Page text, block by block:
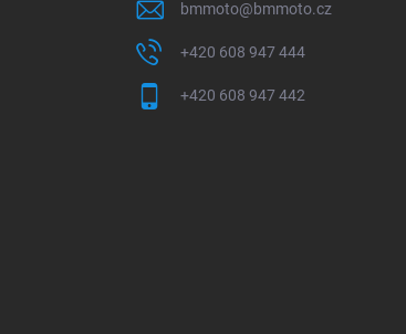
bmmoto@bmmoto.cz
+420 608 947 444
+420 608 947 442